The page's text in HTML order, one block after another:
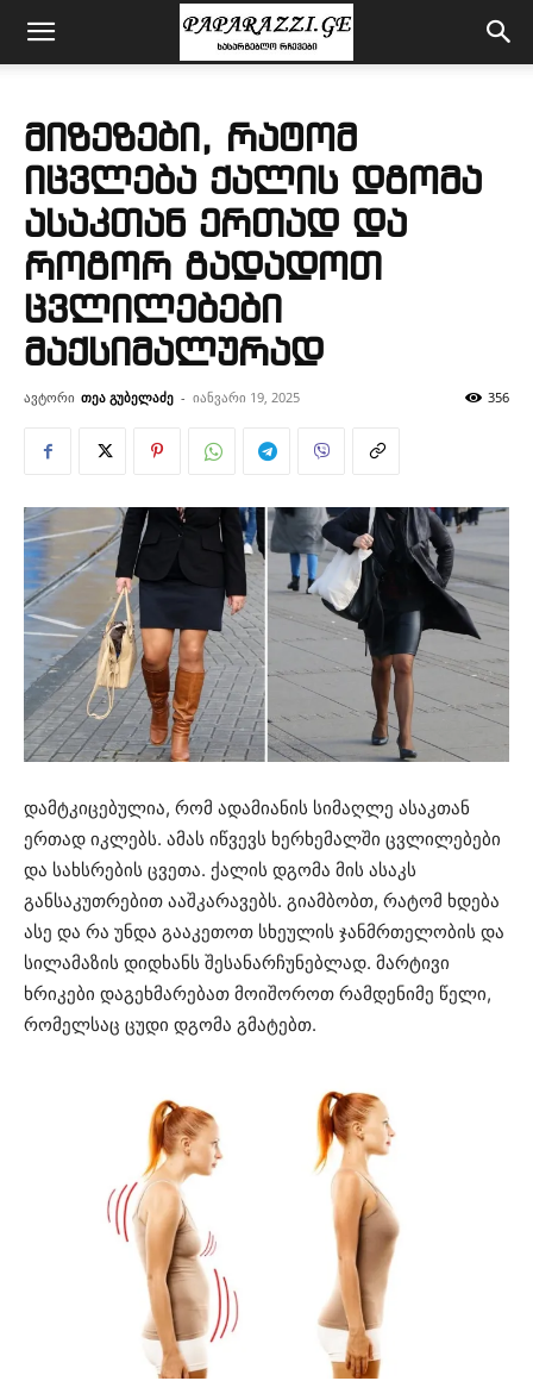
მიზეზები, რატომ
იცვლება ქალის დგომა
ასაკთან ერთად და
როგორ გადადოთ
ცვლილებები
მაქსიმალურად
ავტორი თეა გუბელაძე - იანვარი 19, 2025 356
დამტკიცებულია, რომ ადამიანის სიმაღლე ასაკთან
ერთად იკლებს. ამას იწვევს ხერხემალში ცვლილებები
და სახსრების ცვეთა. ქალის დგომა მის ასაკს
განსაკუთრებით ააშკარავებს. გიამბობთ, რატომ ხდება
ასე და რა უნდა გააკეთოთ სხეულის ჯანმრთელობის და
სილამაზის დიდხანს შესანარჩუნებლად. მარტივი
ხრიკები დაგეხმარებათ მოიშოროთ რამდენიმე წელი,
რომელსაც ცუდი დგომა გმატებთ.